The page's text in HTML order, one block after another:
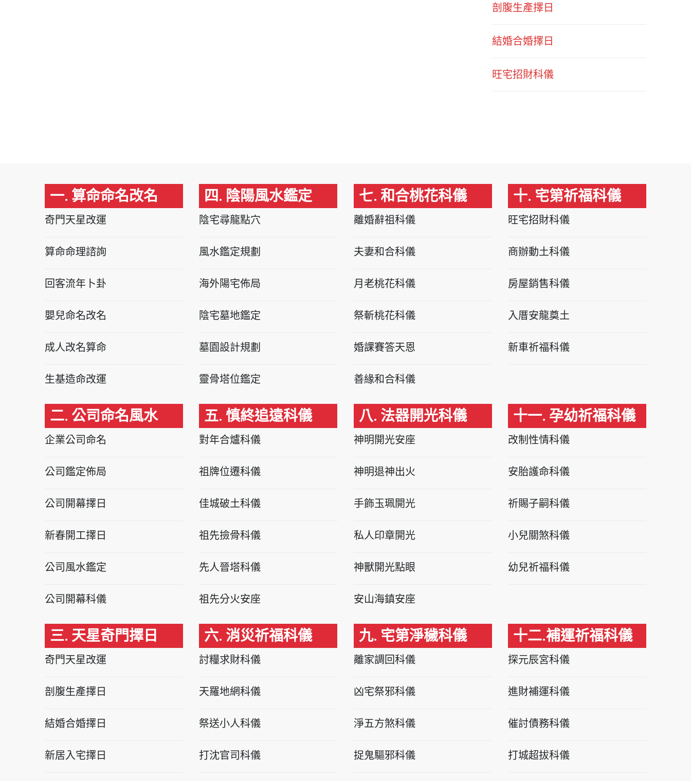
剖腹生產擇日
結婚合婚擇日
旺宅招財科儀
一. 算命命名改名
奇門天星改運
算命命理諮詢
回客流年卜卦
嬰兒命名改名
成人改名算命
生基造命改運
二. 公司命名風水
企業公司命名
公司鑑定佈局
公司開幕擇日
新春開工擇日
公司風水鑑定
公司開幕科儀
三. 天星奇門擇日
奇門天星改運
剖腹生產擇日
結婚合婚擇日
新居入宅擇日
四. 陰陽風水鑑定
陰宅尋龍點穴
風水鑑定規劃
海外陽宅佈局
陰宅墓地鑑定
墓園設計規劃
靈骨塔位鑑定
五. 慎終追遠科儀
對年合爐科儀
祖牌位遷科儀
佳城破土科儀
祖先撿骨科儀
先人晉塔科儀
祖先分火安座
六. 消災祈福科儀
討糧求財科儀
天羅地網科儀
祭送小人科儀
打沈官司科儀
七. 和合桃花科儀
離婚辭祖科儀
夫妻和合科儀
月老桃花科儀
祭斬桃花科儀
婚課賽答天恩
善緣和合科儀
八. 法器開光科儀
神明開光安座
神明退神出火
手飾玉珮開光
私人印章開光
神獸開光點眼
安山海鎮安座
九. 宅第淨穢科儀
離家調回科儀
凶宅祭邪科儀
淨五方煞科儀
捉鬼驅邪科儀
十. 宅第祈福科儀
旺宅招財科儀
商辦動土科儀
房屋銷售科儀
入厝安龍奠土
新車祈福科儀
十一. 孕幼祈福科儀
改制性情科儀
安胎護命科儀
祈賜子嗣科儀
小兒關煞科儀
幼兒祈福科儀
十二.補運祈福科儀
探元辰宮科儀
進財補運科儀
催討債務科儀
打城超拔科儀